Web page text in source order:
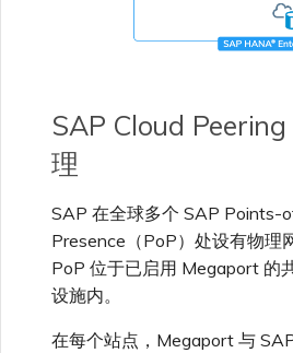
Versa SD-WAN
VMware SD-WAN
从 MVE 创建到 AWS 的 VXC
从 MVE 创建到 Azure 的
VXC
从 MVE 创建到 Google 的
更改 IX 配置
X-Auth Token 弃用常见问题
单点登录（SSO）功能与使
单点登录（SSO）常见问题
故障排查后续步骤
SAP Cloud
理
SAP 在全球多个 SAP Points-
Presence（PoP）处设有物理
PoP 位于已启用 Megaport 的
设施内。
在每个站点，Megaport 与